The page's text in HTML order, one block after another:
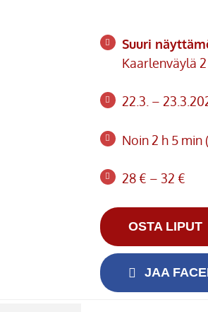
Suuri
Kaarlenväylä 2
22.3. –
Noin 2 h 5 min
28 € – 32 €
OSTA LIPUT
JAA